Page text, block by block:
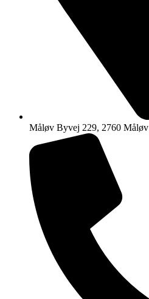
Måløv Byvej 229, 2760 Måløv